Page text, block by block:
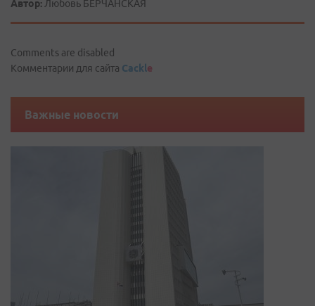
Автор: Любовь БЕРЧАНСКАЯ
Comments are disabled
Комментарии для сайта Cackle
Важные новости